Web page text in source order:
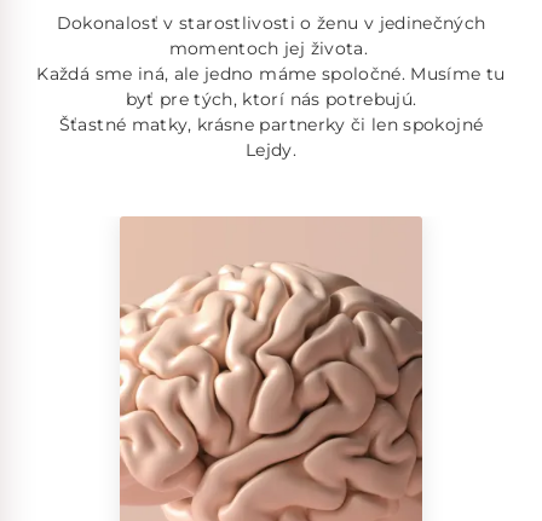
Dokonalosť v starostlivosti o ženu v jedinečných
momentoch jej života.
Každá sme iná, ale jedno máme spoločné. Musíme tu
byť pre tých, ktorí nás potrebujú.
Šťastné matky, krásne partnerky či len spokojné
Lejdy.